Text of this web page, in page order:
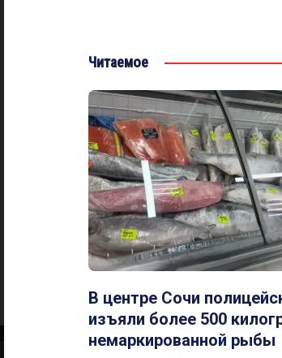
Читаемое
В центре Сочи
изъяли более 500
немаркированной рыбы